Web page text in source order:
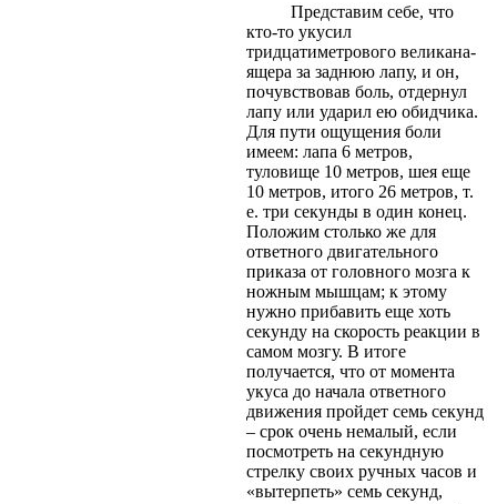
Представим себе, что
кто-то укусил
тридцатиметрового великана-
ящера за заднюю лапу, и он,
почувствовав боль, отдернул
лапу или ударил ею обидчика.
Для пути ощущения боли
имеем: лапа 6 метров,
туловище 10 метров, шея еще
10 метров, итого 26 метров, т.
е. три секунды в один конец.
Положим столько же для
ответного двигательного
приказа от головного мозга к
ножным мышцам; к этому
нужно прибавить еще хоть
секунду на скорость реакции в
самом мозгу. В итоге
получается, что от момента
укуса до начала ответного
движения пройдет семь секунд
– срок очень немалый, если
посмотреть на секундную
стрелку своих ручных часов и
«вытерпеть» семь секунд,